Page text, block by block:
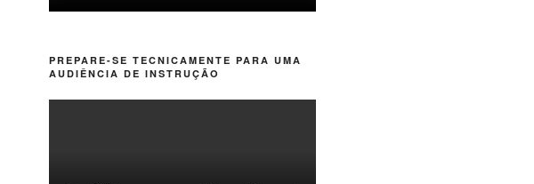
PREPARE-SE TECNICAMENTE PARA UMA
AUDIÊNCIA DE INSTRUÇÃO